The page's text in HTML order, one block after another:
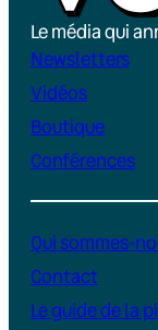
Le média qui
Newsletters
Vidéos
Boutique
Conférences
Qui sommes-
Contact
Le guide de la